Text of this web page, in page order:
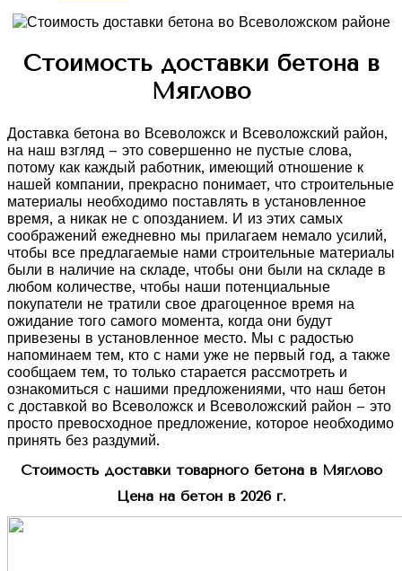
Стоимость доставки бетона в
Мяглово
Доставка бетона во Всеволожск и Всеволожский район,
на наш взгляд – это совершенно не пустые слова,
потому как каждый работник, имеющий отношение к
нашей компании, прекрасно понимает, что строительные
материалы необходимо поставлять в установленное
время, а никак не с опозданием. И из этих самых
соображений ежедневно мы прилагаем немало усилий,
чтобы все предлагаемые нами строительные материалы
были в наличие на складе, чтобы они были на складе в
любом количестве, чтобы наши потенциальные
покупатели не тратили свое драгоценное время на
ожидание того самого момента, когда они будут
привезены в установленное место. Мы с радостью
напоминаем тем, кто с нами уже не первый год, а также
сообщаем тем, то только старается рассмотреть и
ознакомиться с нашими предложениями, что наш бетон
с доставкой во Всеволожск и Всеволожский район – это
просто превосходное предложение, которое необходимо
принять без раздумий.
Стоимость доставки товарного бетона в Мяглово
Цена на бетон в 2026 г.